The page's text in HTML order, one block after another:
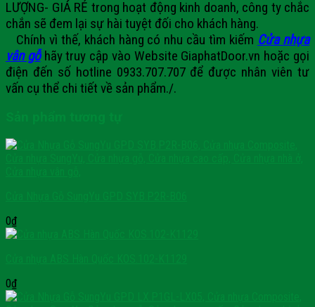
LƯỢNG- GIÁ RẺ trong hoạt động kinh doanh, công ty chắc
chắn sẽ đem lại sự hài tuyệt đối cho khách hàng.
Chính vì thế, khách hàng có nhu cầu tìm kiếm Cửa nhựa
vân gỗ hãy truy cập vào Website GiaphatDoor.vn hoặc gọi
điện đến số hotline 0933.707.707để được nhân viên tư
vấn cụ thể chi tiết về sản phẩm./.
0₫
0₫